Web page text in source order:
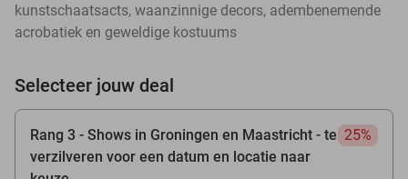
kunstschaatsacts, waanzinnige decors, adembenemende
acrobatiek en geweldige kostuums
Selecteer jouw deal
Rang 3 - Shows in Groningen en Maastricht - te
verzilveren voor een datum en locatie naar
25%